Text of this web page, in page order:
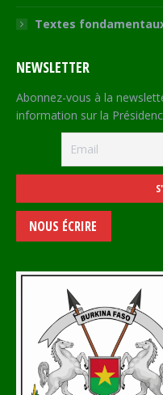
Textes
NEWSLETTER
Abonnez-vous à la
information sur la
NOUS ÉCRIRE